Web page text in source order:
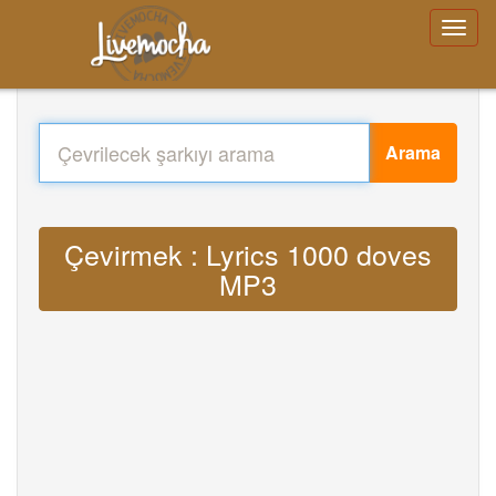
Arama
Çevirmek : Lyrics 1000 doves
MP3